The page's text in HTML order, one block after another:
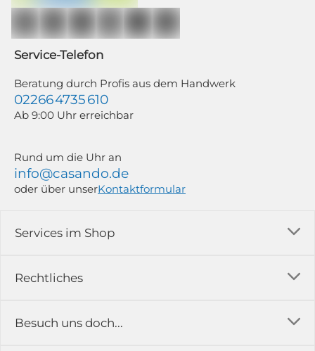
casando (Holz-Richter GmbH) sowie zur Interessen-Analyse durch
Auswertung individueller Öffnungs- und Klickraten (dazu nutzen wir
jederzeit mit Wirkung für die Zukunft und ohne Angabe von Gründen
Weitere Informationen findest du in unserer Datenschutzerklärung.
Rechtliches
Impressum
Services im Shop
Versandkosten
Erfahrungsberichte & Bewertungen
Besuch uns doch...
Service-Telefon
Beratung durch Profis aus dem Handwerk
02266 4735 610
Ab 9:00 Uhr erreichbar
Rund um die Uhr an
info@casando.de
oder über unserKontaktformular